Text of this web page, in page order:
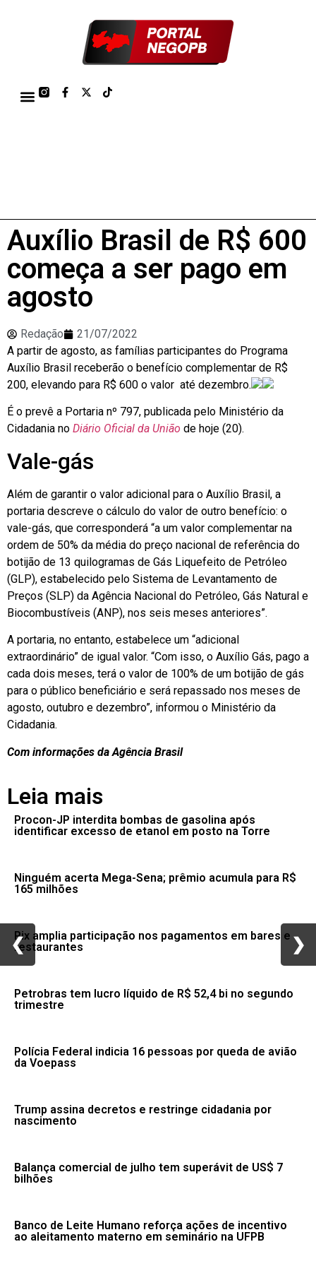
Auxílio Brasil de R$ 600
começa a ser pago em
agosto
Redação
21/07/2022
A partir de agosto, as famílias participantes do Programa
Auxílio Brasil receberão o benefício complementar de R$
200, elevando para R$ 600 o valor até dezembro.
É o prevê a Portaria nº 797, publicada pelo Ministério da
Cidadania no Diário Oficial da União de hoje (20).
Vale-gás
Além de garantir o valor adicional para o Auxílio Brasil, a
portaria descreve o cálculo do valor de outro benefício: o
vale-gás, que corresponderá “a um valor complementar na
ordem de 50% da média do preço nacional de referência do
botijão de 13 quilogramas de Gás Liquefeito de Petróleo
(GLP), estabelecido pelo Sistema de Levantamento de
Preços (SLP) da Agência Nacional do Petróleo, Gás Natural e
Biocombustíveis (ANP), nos seis meses anteriores”.
A portaria, no entanto, estabelece um “adicional
extraordinário” de igual valor. “Com isso, o Auxílio Gás, pago a
cada dois meses, terá o valor de 100% de um botijão de gás
para o público beneficiário e será repassado nos meses de
agosto, outubro e dezembro”, informou o Ministério da
Cidadania.
Com informações da Agência Brasil
Leia mais
Procon-JP interdita bombas de gasolina após
identificar excesso de etanol em posto na Torre
Ninguém acerta Mega-Sena; prêmio acumula para R$
165 milhões
Pix amplia participação nos pagamentos em bares e
restaurantes
Petrobras tem lucro líquido de R$ 52,4 bi no segundo
trimestre
Polícia Federal indicia 16 pessoas por queda de avião
da Voepass
Trump assina decretos e restringe cidadania por
nascimento
Balança comercial de julho tem superávit de US$ 7
bilhões
Banco de Leite Humano reforça ações de incentivo
ao aleitamento materno em seminário na UFPB
❮ ❯
❮ ❯